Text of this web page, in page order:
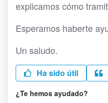
explicamos cómo
Esperamos haberte
Un saludo.
Ha sido útil
¿Te hemos ayudado?